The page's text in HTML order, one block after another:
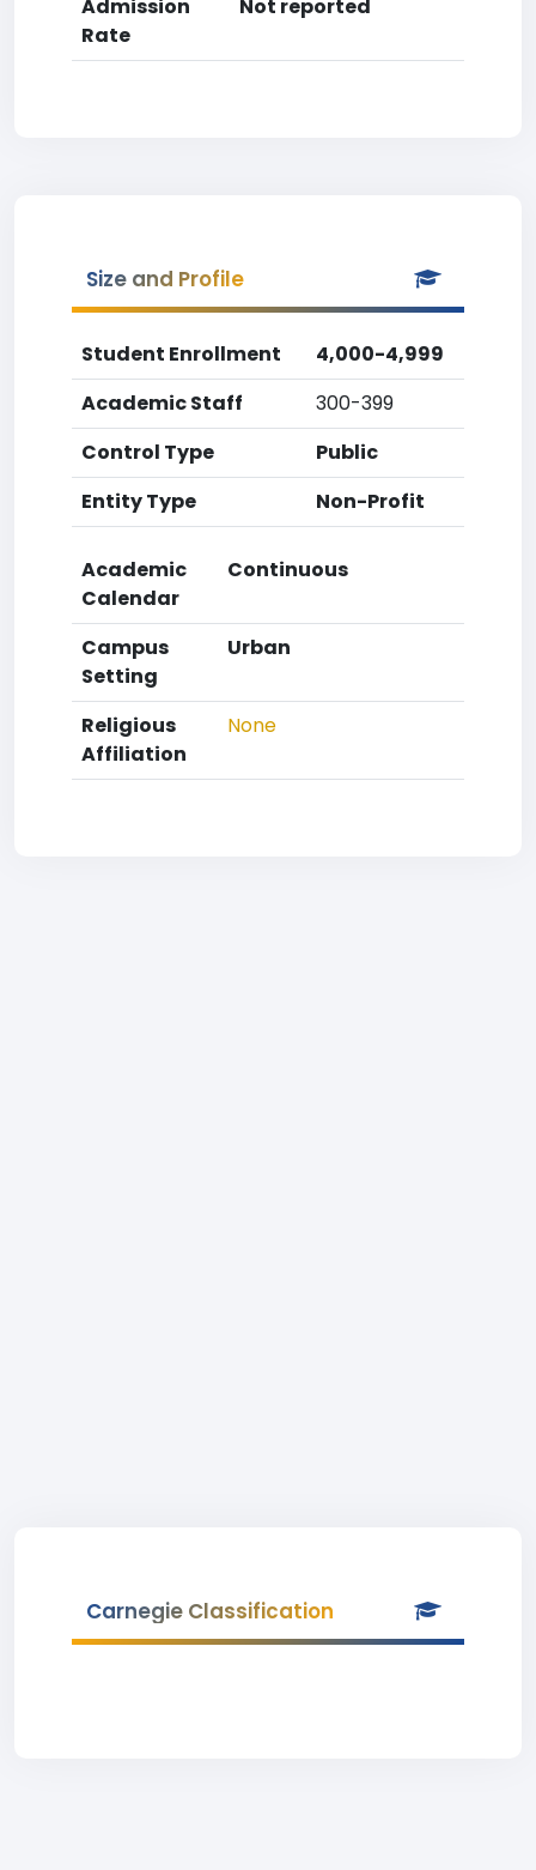
Admission
Rate
Not reported
Size and Profile
Student Enrollment
4,000-4,999
Academic Staff
300-399
Control Type
Public
Entity Type
Non-Profit
Academic
Calendar
Continuous
Campus
Setting
Urban
Religious
Affiliation
None
Carnegie Classification